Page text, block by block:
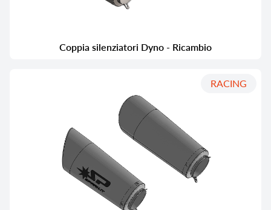
Coppia silenziatori Dyno - Ricambio
RACING